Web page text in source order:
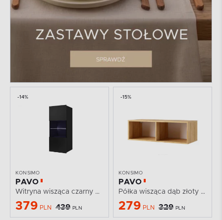
-14%
KONSIMO
PAVO
Witryna wisząca czarny połysk z podświetleniem
379 PLN 439 PLN
-15%
KONSIMO
PAVO
Półka wisząca dąb złoty 100 cm
279 PLN 329 PLN